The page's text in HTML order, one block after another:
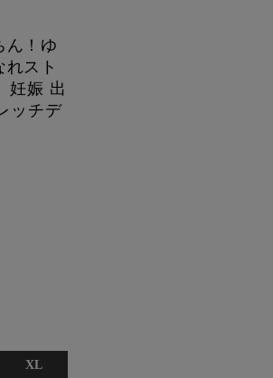
ん！ゆ
スト
妊娠 出
ッチデ
XL